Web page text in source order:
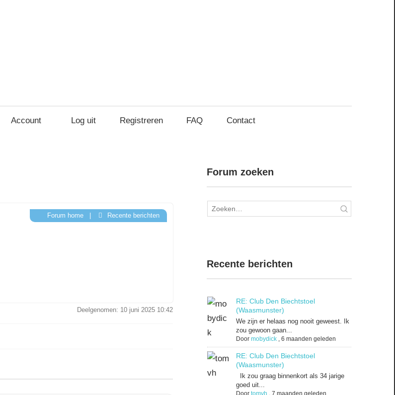
Account Log uit Registreren FAQ Contact
Forum home | Recente berichten
Deelgenomen: 10 juni 2025 10:42
Forum zoeken
Recente berichten
RE: Club Den Biechtstoel
(Waasmunster)
We zijn er helaas nog nooit geweest. Ik
zou gewoon gaan...
Door mobydick, 6 maanden geleden
RE: Club Den Biechtstoel
(Waasmunster)
Ik zou graag binnenkort als 34 jarige
goed uit...
Door tomvh 7 maanden geleden